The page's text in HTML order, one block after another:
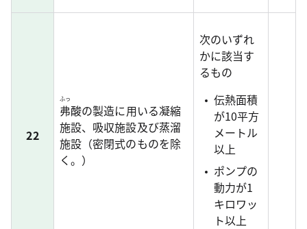
22
弗
ふっ
酸の製造に用いる凝縮
施設、吸収施設及び蒸溜
施設（密閉式のものを除
く。）
次のいずれ
かに該当す
るもの
伝熱面積
が10平方
メートル
以上
ポンプの
動力が1
キロワッ
ト以上